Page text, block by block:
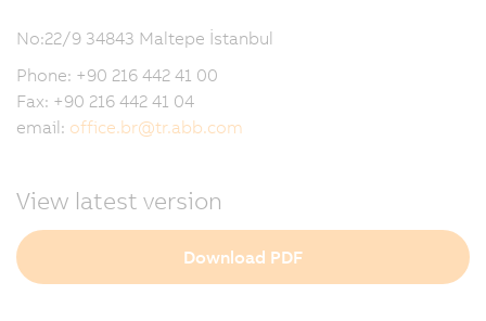
No:22/9 34843 Maltepe İstanbul
Phone: +90 216 442 41 00
Fax: +90 216 442 41 04
email: office.br@tr.abb.com
View latest version
Download PDF